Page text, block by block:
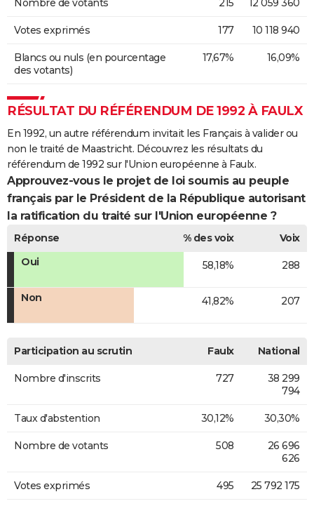
Nombre de votants 215 12 059 360
Votes exprimés 177 10 118 940
Blancs ou nuls (en pourcentage
des votants)
17,67% 16,09%
RÉSULTAT DU RÉFÉRENDUM DE 1992 À FAULX
En 1992, un autre référendum invitait les Français à valider ou
non le traité de Maastricht. Découvrez les résultats du
référendum de 1992 sur l'Union européenne à Faulx.
Approuvez-vous le projet de loi soumis au peuple
français par le Président de la République autorisant
la ratification du traité sur l'Union européenne ?
Réponse % des voix
Voix
Oui
58,18% 288
Non 41,82% 207
Participation au scrutin Faulx National
Nombre d'inscrits 727
38 299
794
Taux d'abstention 30,12% 30,30%
Nombre de votants 508
26 696
626
Votes exprimés 495 25 792 175